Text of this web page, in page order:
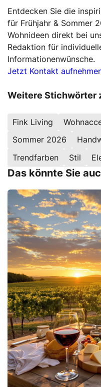
Entdecken Sie die
für Frühjahr & Sommer
Wohnideen direkt bei
Redaktion für
Informationenwünsche.
Jetzt Kontakt
Weitere Stichwörter
Fink Living
Sommer 2026
Trendfarben
Stil
Das könnte Sie